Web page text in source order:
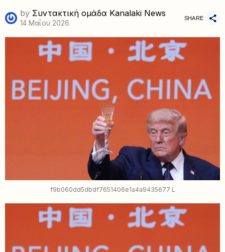
by Συντακτική ομάδα Kanalaki News
14 Μαΐου 2026
SHARE
f9b060dd5dbdf7651406e1a4a9435677 L